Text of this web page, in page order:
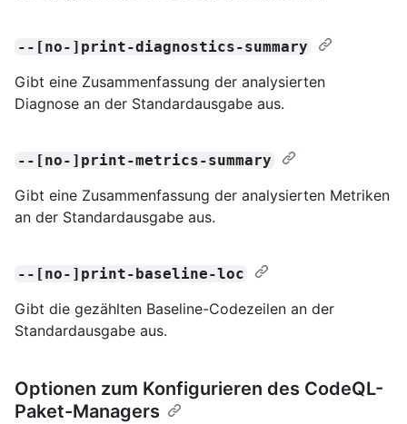
--[no-]print-diagnostics-summary
Gibt eine Zusammenfassung der analysierten
Diagnose an der Standardausgabe aus.
--[no-]print-metrics-summary
Gibt eine Zusammenfassung der analysierten Metriken
an der Standardausgabe aus.
--[no-]print-baseline-loc
Gibt die gezählten Baseline-Codezeilen an der
Standardausgabe aus.
Optionen zum Konfigurieren des CodeQL-
Paket-Managers